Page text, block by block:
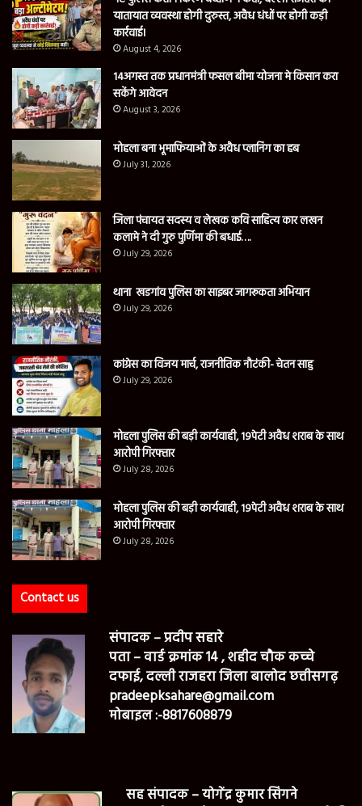
यातायात व्यवस्था होगी दुरुस्त, अवैध धंधों पर होगी कड़ी
कार्रवाई।
August 4, 2026
14अगस्त तक प्रधानमंत्री फसल बीमा योजना मे किसान करा
सकेंगे आवेदन
August 3, 2026
मोहला बना भूमाफियाओं के अवैध प्लानिंग का हब
July 31, 2026
जिला पंचायत सदस्य व लेखक कवि साहित्य कार लखन
कलामे ने दी गुरु पुर्णिमा की बधाई….
July 29, 2026
थाना खडगांव पुलिस का साइबर जागरूकता अभियान
July 29, 2026
कांग्रेस का विजय मार्च, राजनीतिक नौटंकी- चेतन साहु
July 29, 2026
मोहला पुलिस की बड़ी कार्यवाही, 19पेटी अवैध शराब के साथ
आरोपी गिरफ्तार
July 28, 2026
मोहला पुलिस की बड़ी कार्यवाही, 19पेटी अवैध शराब के साथ
आरोपी गिरफ्तार
July 28, 2026
Contact us
संपादक – प्रदीप सहारे
पता – वार्ड क्रमांक 14 , शहीद चौक कच्चे
दफाई, दल्ली राजहरा जिला बालोद छत्तीसगढ़
pradeepksahare@gmail.com
मोबाइल :-8817608879
सह संपादक – योगेंद्र कुमार सिंगने